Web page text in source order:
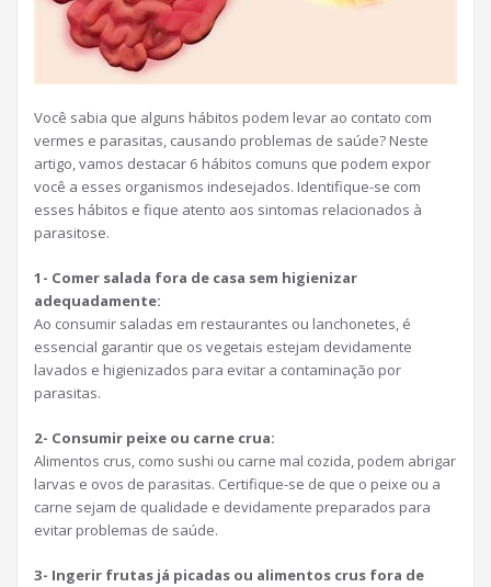
Você sabia que alguns hábitos podem levar ao contato com
vermes e parasitas, causando problemas de saúde? Neste
artigo, vamos destacar 6 hábitos comuns que podem expor
você a esses organismos indesejados. Identifique-se com
esses hábitos e fique atento aos sintomas relacionados à
parasitose.
1- Comer salada fora de casa sem higienizar
adequadamente:
Ao consumir saladas em restaurantes ou lanchonetes, é
essencial garantir que os vegetais estejam devidamente
lavados e higienizados para evitar a contaminação por
parasitas.
2- Consumir peixe ou carne crua:
Alimentos crus, como sushi ou carne mal cozida, podem abrigar
larvas e ovos de parasitas. Certifique-se de que o peixe ou a
carne sejam de qualidade e devidamente preparados para
evitar problemas de saúde.
3- Ingerir frutas já picadas ou alimentos crus fora de